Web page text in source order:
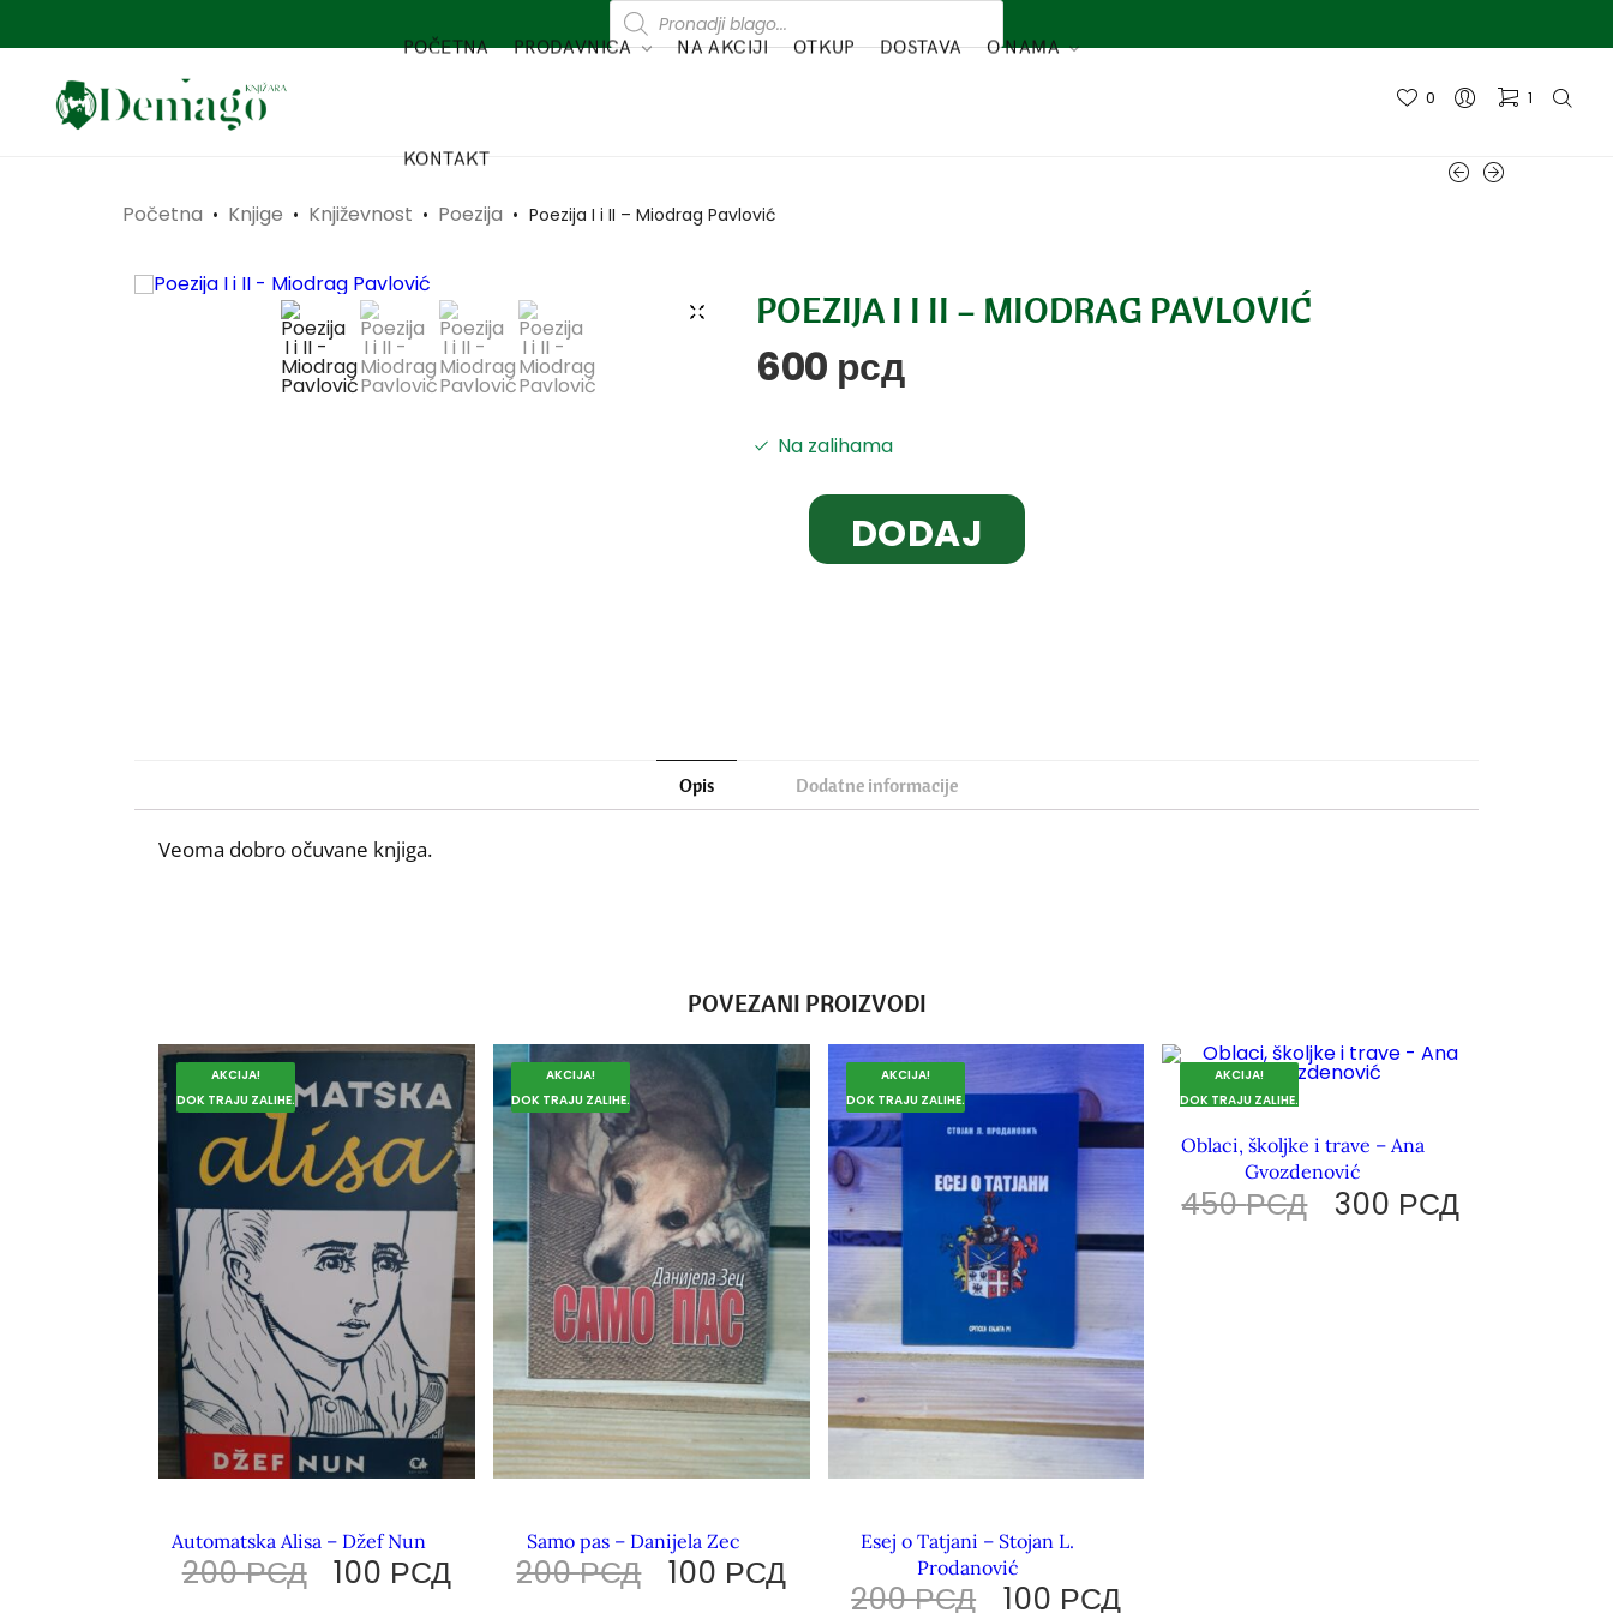
POČETNA PRODAVNICA NA AKCIJI OTKUP DOSTAVA O NAMA
KONTAKT
0 1
Početna • Knjige • Književnost • Poezija • Poezija I i II – Miodrag Pavlović
POEZIJA I I II – MIODRAG PAVLOVIĆ
600 рсд
Na zalihama
DODAJ
Opis Dodatne informacije
Veoma dobro očuvane knjiga.
POVEZANI PROIZVODI
AKCIJA!
DOK TRAJU ZALIHE.
Automatska Alisa – Džef Nun
200РСД 100 РСД
AKCIJA!
DOK TRAJU ZALIHE.
Samo pas – Danijela Zec
200РСД 100 РСД
AKCIJA!
DOK TRAJU ZALIHE.
Esej o Tatjani – Stojan L.
Prodanović
200РСД 100 РСД
AKCIJA!
DOK TRAJU ZALIHE.
Oblaci, školjke i trave – Ana
Gvozdenović
450РСД 300 РСД